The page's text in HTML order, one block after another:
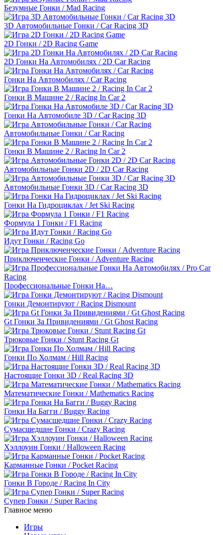
Безумные Гонки / Mad Racing
3D Автомобильные Гонки / Car Racing 3D
2D Гонки / 2D Racing Game
2D Гонки На Автомобилях / 2D Car Racing
Гонки На Автомобилях / Car Racing
Гонки В Машине 2 / Racing In Car 2
Гонки На Автомобиле 3D / Car Racing 3D
Автомобильные Гонки / Car Racing
Гонки В Машине 2 / Racing In Car 2
Автомобильные Гонки 2D / 2D Car Racing
Автомобильные Гонки 3D / Car Racing 3D
Гонки На Гидроциклах / Jet Ski Racing
Формула 1 Гонки / F1 Racing
Идут Гонки / Racing Go
Приключенческие Гонки / Adventure Racing
Профессиональные Гонки На…
Гонки Демонтируют / Racing Dismount
Gt Гонки За Привидениями / Gt Ghost Racing
Трюковые Гонки / Stunt Racing Gt
Гонки По Холмам / Hill Racing
Настоящие Гонки 3D / Real Racing 3D
Математические Гонки / Mathematics Racing
Гонки На Багги / Buggy Racing
Сумасшедшие Гонки / Crazy Racing
Хэллоуин Гонки / Halloween Racing
Карманные Гонки / Pocket Racing
Гонки В Городе / Racing In City
Супер Гонки / Super Racing
Главное меню
Игры